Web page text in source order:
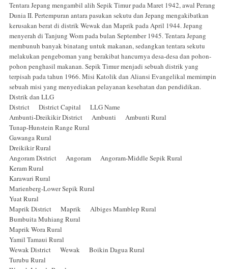
Tentara Jepang mengambil alih Sepik Timur pada Maret 1942, awal Perang
Dunia II. Pertempuran antara pasukan sekutu dan Jepang mengakibatkan
kerusakan berat di distrik Wewak dan Maprik pada April 1944. Jepang
menyerah di Tanjung Wom pada bulan September 1945. Tentara Jepang
membunuh banyak binatang untuk makanan, sedangkan tentara sekutu
melakukan pengeboman yang berakibat hancurnya desa-desa dan pohon-
pohon penghasil makanan. Sepik Timur menjadi sebuah distrik yang
terpisah pada tahun 1966. Misi Katolik dan Aliansi Evangelikal memimpin
sebuah misi yang menyediakan pelayanan kesehatan dan pendidikan.
Distrik dan LLG
District District Capital LLG Name
Ambunti-Dreikikir District Ambunti Ambunti Rural
Tunap-Hunstein Range Rural
Gawanga Rural
Dreikikir Rural
Angoram District Angoram Angoram-Middle Sepik Rural
Keram Rural
Karawari Rural
Marienberg-Lower Sepik Rural
Yuat Rural
Maprik District Maprik Albiges Mamblep Rural
Bumbuita Muhiang Rural
Maprik Wora Rural
Yamil Tamaui Rural
Wewak District Wewak Boikin Dagua Rural
Turubu Rural